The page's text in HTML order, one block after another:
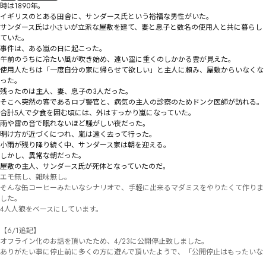
時は1890年。
イギリスのとある田舎に、サンダース氏という裕福な男性がいた。
サンダース氏は小さいが立派な屋敷を建て、妻と息子と数名の使用人と共に暮らし
ていた。
事件は、ある嵐の日に起こった。
午前のうちに冷たい風が吹き始め、遠い空に重くのしかかる雲が見えた。
使用人たちは「一度自分の家に帰らせて欲しい」と主人に頼み、屋敷からいなくな
った。
残ったのは主人、妻、息子の3人だった。
そこへ突然の客であるロブ警官と、病気の主人の診察のためドンク医師が訪れる。
合計5人で夕食を囲む頃には、外はすっかり嵐になっていた。
雨や雷の音で眠れないほど騒がしい夜だった。
明け方が近づくにつれ、嵐は遠く去って行った。
小雨が残り降り続く中、サンダース家は朝を迎える。
しかし、異常な朝だった。
エモ無し、雑味無し。
そんな缶コーヒーみたいなシナリオで、手軽に出来るマダミスをやりたくて作りま
した。
4人人狼をベースにしています。
【6/1追記】
オフライン化のお話を頂いたため、4/23に公開停止致しました。
ありがたい事に停止前に多くの方に遊んで頂いたようで、「公開停止はもったいな